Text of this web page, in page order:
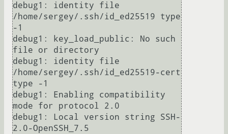
debug1: identity file
/home/sergey/.ssh/id_ed25519 type
-1
debug1: key_load_public: No such
file or directory
debug1: identity file
/home/sergey/.ssh/id_ed25519-cert
type -1
debug1: Enabling compatibility
mode for protocol 2.0
debug1: Local version string SSH-
2.0-OpenSSH_7.5